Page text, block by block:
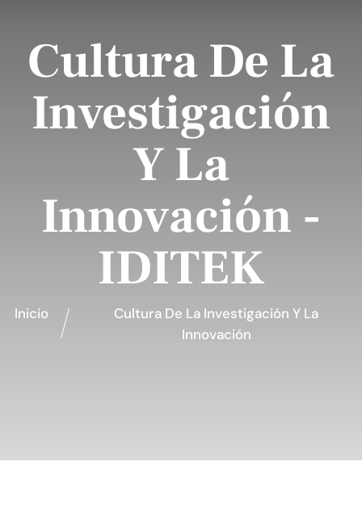
Cultura De La
Investigación
Y La
Innovación -
IDITEK
Inicio
Cultura De La Investigación Y La
Innovación